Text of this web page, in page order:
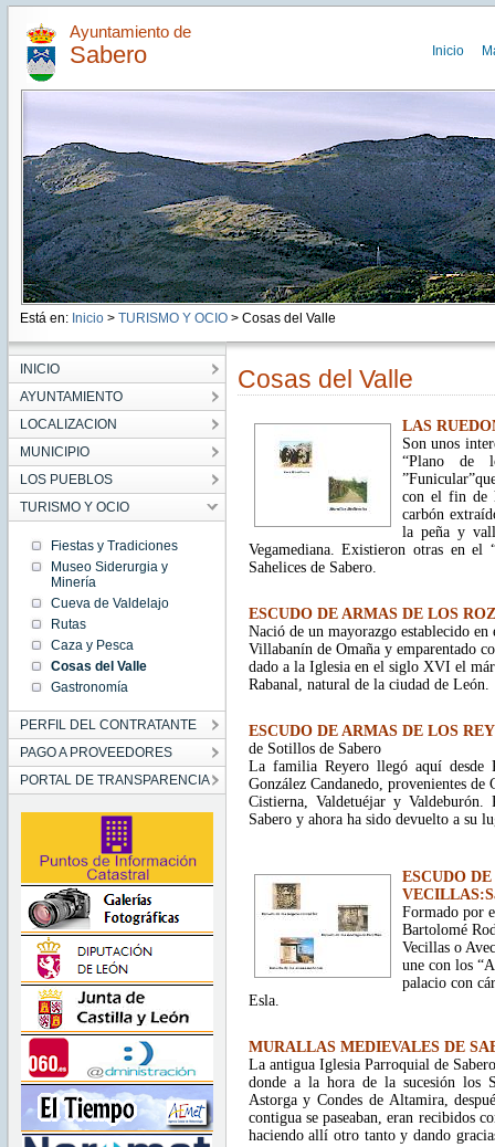
Ayuntamiento de
Sabero Inicio
Está en: Inicio > TURISMO Y OCIO> Cosas del Valle
INICIO
AYUNTAMIENTO
LOCALIZACION
MUNICIPIO
LOS PUEBLOS
TURISMO Y OCIO
Fiestas y Tradiciones
Museo Siderurgia y
Minería
Cueva de Valdelajo
Rutas
Caza y Pesca
Cosas del Valle
Gastronomía
PERFIL DEL CONTRATANTE
PAGO A PROVEEDORES
PORTAL DE TRANSPARENCIA
Cosas del Valle
LAS
Son unos
“Plano de
con el fin de
carbón
la peña y
Vegamediana. Existieron otras en el
Sahelices de Sabero.
ESCUDO DE ARMAS DE LOS
Nació de un mayorazgo establecido
Villabanín de Omaña y emparentado
dado a la Iglesia en el siglo XVI el
Rabanal, natural de la ciudad de León.
ESCUDO DE ARMAS DE LOS
de Sotillos de Sabero
La familia Reyero llegó aquí desde
González Candanedo, provenientes de
Cistierna, Valdetuéjar y
Sabero y ahora ha sido devuelto a su
ESCUDO
Formado por
Bartolomé
Vecillas o
une con los
palacio con
Esla.
MURALLAS MEDIEVALES DE
La antigua Iglesia Parroquial de
donde a la hora de la sucesión los
Astorga y Condes de Altamira,
contigua se paseaban, eran recibidos
haciendo allí otro tanto y dando